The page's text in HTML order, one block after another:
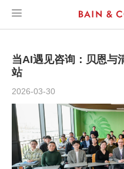
当AI遇见咨询：贝恩与
站
2026-03-30